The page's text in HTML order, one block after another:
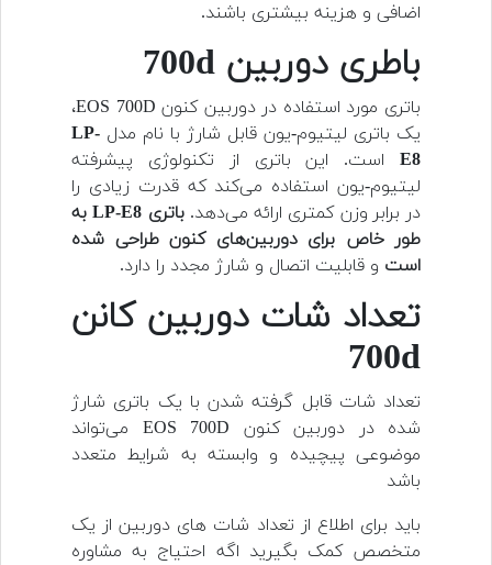
اضافی و هزینه بیشتری باشند.
باطری دوربین 700d
باتری مورد استفاده در دوربین کنون EOS 700D،
یک باتری لیتیوم-یون قابل شارژ با نام مدل LP-
E8 است. این باتری از تکنولوژی پیشرفته
لیتیوم-یون استفاده می‌کند که قدرت زیادی را
در برابر وزن کمتری ارائه می‌دهد.
باتری LP-E8 به
طور خاص برای دوربین‌های کنون طراحی شده
است و قابلیت اتصال و شارژ مجدد را دارد.
تعداد شات دوربین کانن
700d
تعداد شات قابل گرفته شدن با یک باتری شارژ
شده در دوربین کنون EOS 700D می‌تواند
موضوعی پیچیده و وابسته به شرایط متعدد
باشد
باید برای اطلاع از تعداد شات های دوربین از یک
متخصص کمک بگیرید اگه احتیاج به مشاوره